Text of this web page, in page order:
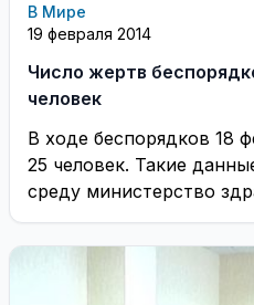
В Мире
19 февраля 2014
Число жертв
человек
В ходе беспорядков 18
25 человек. Такие
среду министерство
...